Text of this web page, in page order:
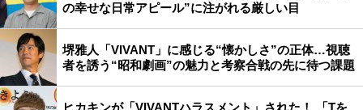
の幸せな日常アピール”に注がれる厳しい目
堺雅人「VIVANT」に感じる“懐かしさ”の正体…視聴
者を誘う“昭和劇画”の魅力と考察合戦の先に待つ課題
ヒカキンが「VIVANTハラスメント」された！ 「Tを